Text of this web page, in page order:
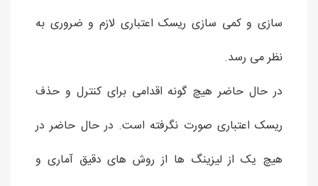
سازی و کمی سازی ریسک اعتباری لازم و ضروری به
نظر می رسد.
در حال حاضر هیچ گونه اقدامی برای کنترل و حذف
ریسک اعتباری صورت نگرفته است. در حال حاضر در
هیچ یک از لیزینگ ها از روش های دقیق آماری و